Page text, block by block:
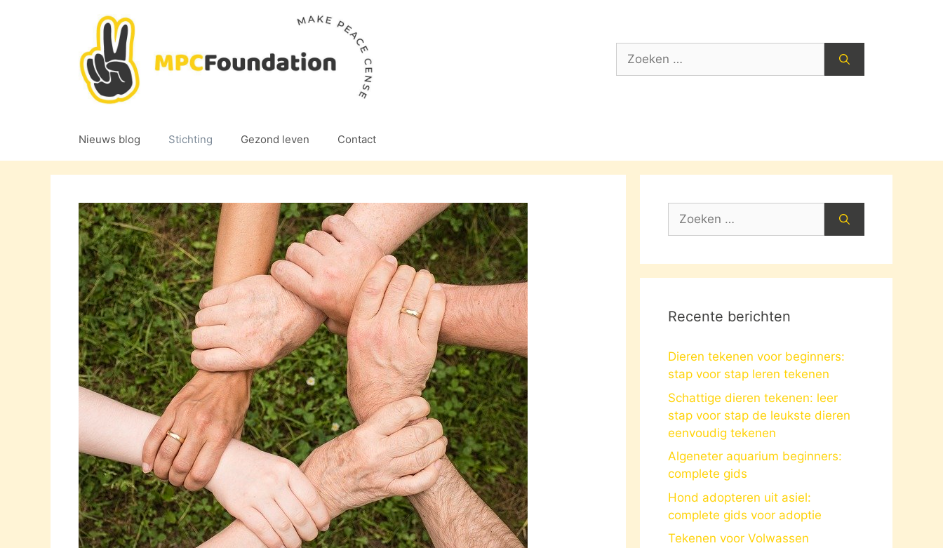
Zoek
Nieuws blog Stichting Gezond leven Contact
Zoek
Recente berichten
Dieren tekenen voor beginners:
stap voor stap leren tekenen
Schattige dieren tekenen: leer
stap voor stap de leukste dieren
eenvoudig tekenen
Algeneter aquarium beginners:
complete gids
Hond adopteren uit asiel:
complete gids voor adoptie
Tekenen voor Volwassen